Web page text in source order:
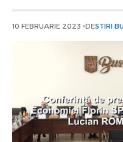
10 FEBRUARIE 2023 DESTIRI